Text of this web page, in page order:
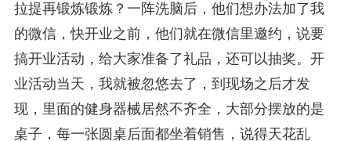
拉提再锻炼锻炼？一阵洗脑后，他们想办法加了我
的微信，快开业之前，他们就在微信里邀约，说要
搞开业活动，给大家准备了礼品，还可以抽奖。开
业活动当天，我就被忽悠去了，到现场之后才发
现，里面的健身器械居然不齐全，大部分摆放的是
桌子，每一张圆桌后面都坐着销售，说得天花乱